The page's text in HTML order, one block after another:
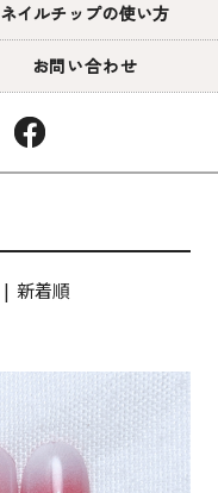
ネイルチップの使い方
お問い合わせ
| 新着順